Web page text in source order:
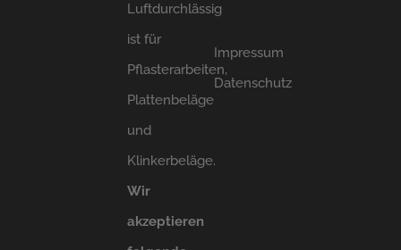
Luftdurchlässig
ist für
Pflasterarbeiten,
Plattenbeläge
und
Klinkerbeläge.
Wir
akzeptieren
Impressum
Datenschutz